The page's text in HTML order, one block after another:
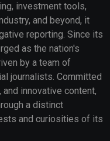
investment tools,
and beyond, it
reporting. Since its
as the nation's
by a team of
journalists. Committed
innovative content,
a distinct
and curiosities of its